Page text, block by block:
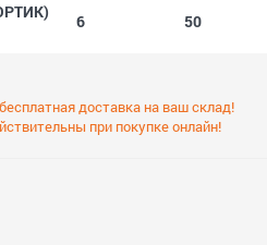
6 50
доставка на ваш склад!
при покупке онлайн!